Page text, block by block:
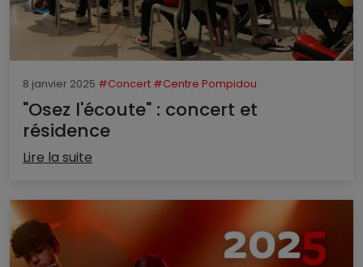
8 janvier 2025 #Concert #Centre Pompidou
"Osez l'écoute" : concert et
résidence
Lire la suite